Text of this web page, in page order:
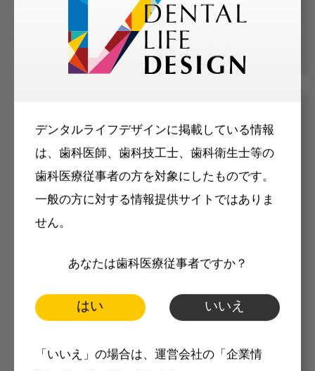
デンタルライフデザインに掲載している情報
は、歯科医師、歯科技工士、歯科衛生士等の
歯科医療従事者の方を対象にしたものです。
一般の方に対する情報提供サイトではありま
せん。
あなたは歯科医療従事者ですか？
はい いいえ
「いいえ」の場合は、運営会社の「企業情
Internet DOに掲載されている製品の